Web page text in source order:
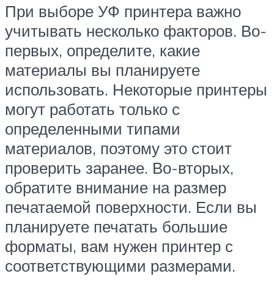
При выборе УФ принтера важно
учитывать несколько факторов. Во-
первых, определите, какие
материалы вы планируете
использовать. Некоторые принтеры
могут работать только с
определенными типами
материалов, поэтому это стоит
проверить заранее. Во-вторых,
обратите внимание на размер
печатаемой поверхности. Если вы
планируете печатать большие
форматы, вам нужен принтер с
соответствующими размерами.